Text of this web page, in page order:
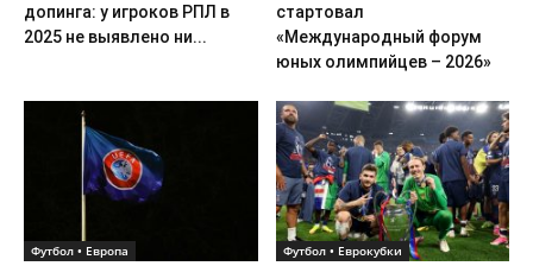
допинга: у игроков РПЛ в
2025 не выявлено ни...
стартовал
«Международный форум
юных олимпийцев – 2026»
Футбол • Европа Футбол • Еврокубки